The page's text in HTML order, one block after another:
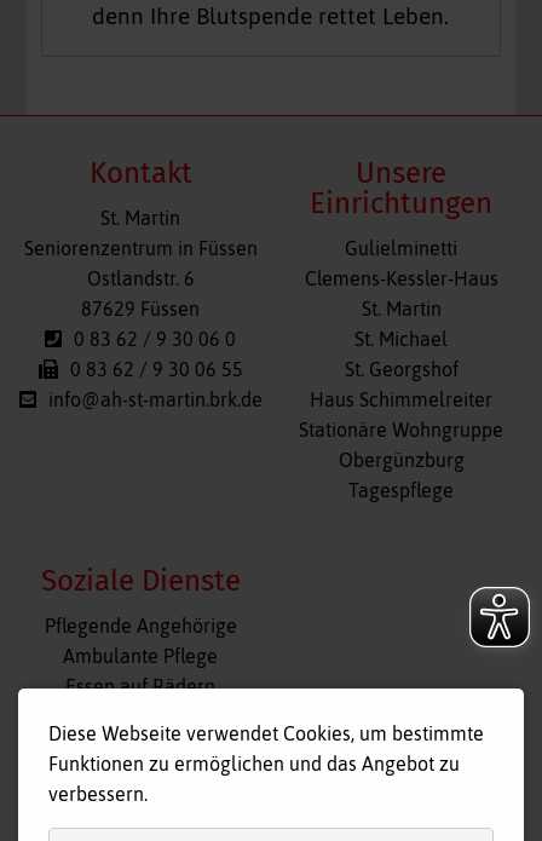
denn Ihre Blutspende rettet Leben.
Kontakt
St. Martin
Seniorenzentrum in Füssen
Ostlandstr. 6
87629 Füssen
0 83 62 / 9 30 06 0
0 83 62 / 9 30 06 55
info@ah-st-martin.brk.de
Unsere
Einrichtungen
Navigation
überspringen
Gulielminetti
Clemens-Kessler-Haus
St. Martin
St. Michael
St. Georgshof
Haus Schimmelreiter
Stationäre Wohngruppe
Obergünzburg
Tagespflege
Soziale Dienste
Navigation
überspringen
Pflegende Angehörige
Ambulante Pflege
Essen auf Rädern
Tagespflege
Hausnotruf
Diese Webseite verwendet Cookies, um bestimmte
Funktionen zu ermöglichen und das Angebot zu
verbessern.